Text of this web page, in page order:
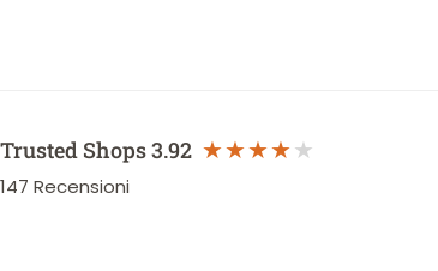
Trusted Shops3.92
147 Recensioni